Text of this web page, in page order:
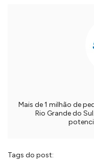
Mais de 1 milhão de
Rio Grande do
Tags do post: